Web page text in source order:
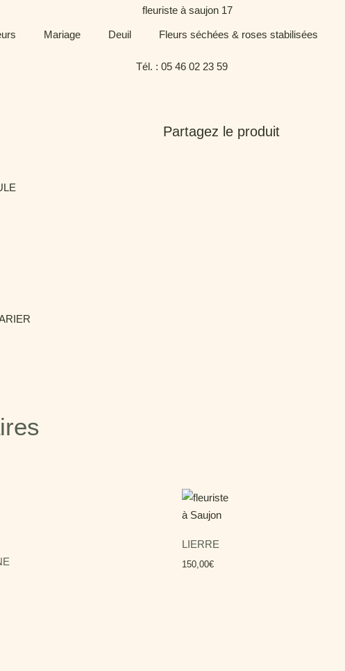
Mariage Deuil Fleurs séchées & roses stabilisées
Tél. : 05 46 02 23 59
Partagez le produit
LIERRE
150,00€